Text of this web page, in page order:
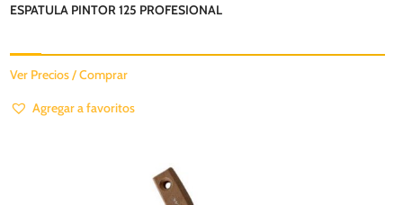
ESPATULA PINTOR 125 PROFESIONAL
Ver Precios / Comprar
Agregar a favoritos